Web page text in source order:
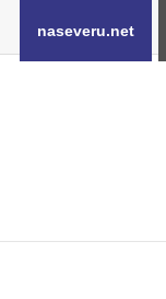
naseveru.net